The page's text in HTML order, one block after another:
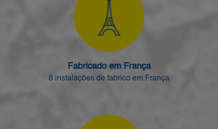
Fabricado em França
8 instalações de fabrico em França